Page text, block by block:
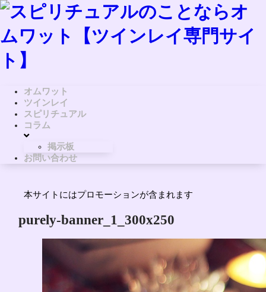
オムワット
ツインレイ
スピリチュアル
コラム
掲示板
お問い合わせ
本サイトにはプロモーションが含まれます
purely-banner_1_300x250